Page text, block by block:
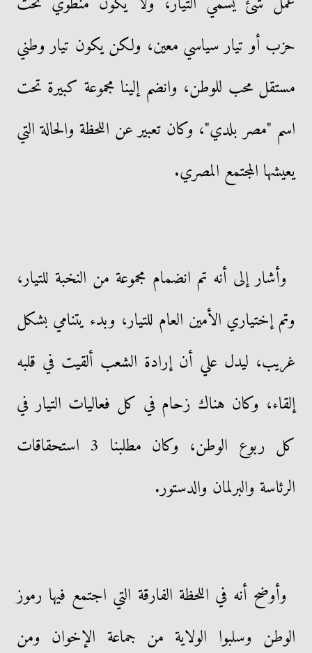
حزب أو تيار سياسي معين، ولكن يكون تيار وطني
مستقل محب للوطن، وانضم إلينا مجموعة كبيرة تحت
اسم "مصر بلدي"، وكان تعبير عن اللحظة والحالة التي
يعيشها المجتمع المصري.
وأشار إلى أنه تم انضمام مجموعة من النخبة للتيار،
وتم إختياري الأمين العام للتيار، وبدء يتنامي بشكل
غريب، ليدل علي أن إرادة الشعب ألقيت في قلبه
إلقاء، وكان هناك زحام في كل فعاليات التيار في
كل ربوع الوطن، وكان مطلبنا 3 استحقاقات
الرئاسة والبرلمان والدستور.
وأوضح أنه في اللحظة الفارقة التي اجتمع فيها رموز
الوطن وسلبوا الولاية من جماعة الإخوان ومن